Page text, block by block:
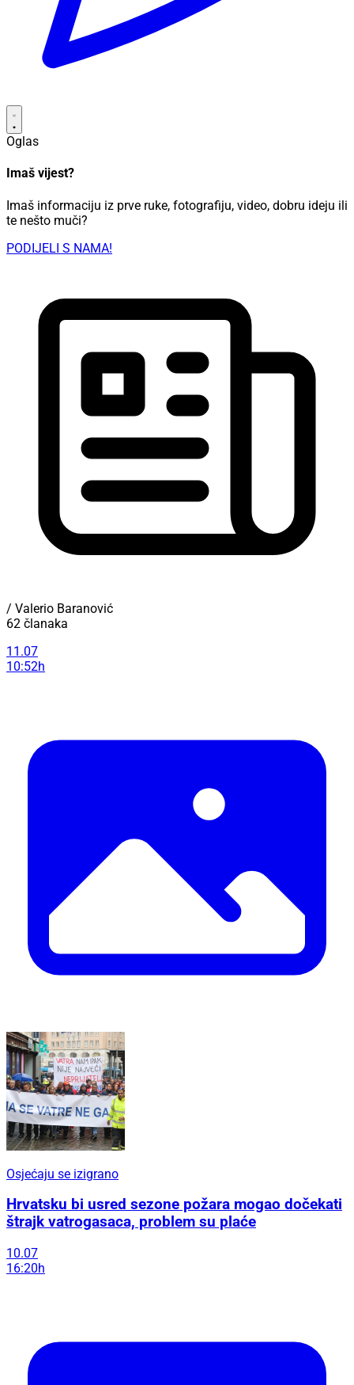
Oglas
Imaš vijest?
Imaš informaciju iz prve ruke, fotografiju, video, dobru ideju ili
te nešto muči?
PODIJELI S NAMA!
/ Valerio Baranović
62 članaka
11.07
10:52h
Osjećaju se izigrano
Hrvatsku bi usred sezone požara mogao dočekati
štrajk vatrogasaca, problem su plaće
10.07
16:20h